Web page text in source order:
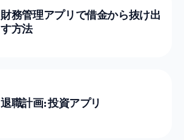
財務管理アプリで借金から抜け出
す方法
退職計画: 投資アプリ